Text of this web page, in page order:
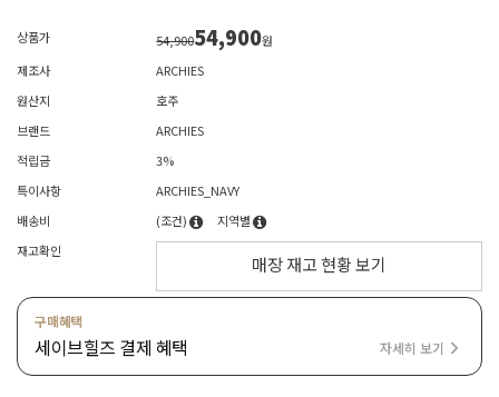
상품가 54,90054,900원
제조사
ARCHIES
원산지
호주
브랜드
ARCHIES
적립금
3%
특이사항
ARCHIES_NAVY
배송비
(조건)
지역별
재고확인
매장 재고 현황 보기
구매혜택
세이브힐즈 결제 혜택 자세히 보기